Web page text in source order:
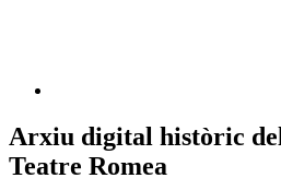
Arxiu digital històric
Teatre Romea